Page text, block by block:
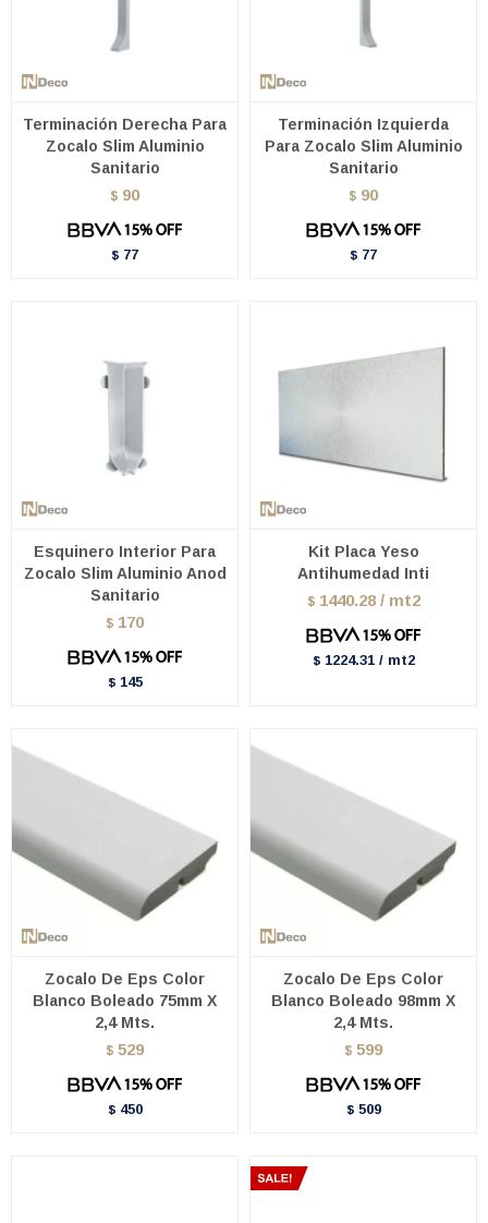
Terminación Derecha Para
Zocalo Slim Aluminio
Sanitario
$ 90
$ 77
Terminación Izquierda
Para Zocalo Slim Aluminio
Sanitario
$ 90
$ 77
Esquinero Interior Para
Zocalo Slim Aluminio Anod
Sanitario
$ 170
$ 145
Kit Placa Yeso
Antihumedad Inti
$ 1440.28 / mt2
$ 1224.31 / mt2
Zocalo De Eps Color
Blanco Boleado 75mm X
2,4 Mts.
$ 529
$ 450
Zocalo De Eps Color
Blanco Boleado 98mm X
2,4 Mts.
$ 599
$ 509